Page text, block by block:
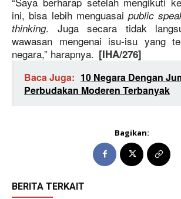
ini, bisa lebih menguasaipublic
thinking. Juga secara tidak
wawasan mengenai isu-isu yang
negara,” harapnya. [IHA/276]
Baca Juga: 10 Negara Dengan
Perbudakan Moderen Terbanyak
Bagikan:
BERITA TERKAIT